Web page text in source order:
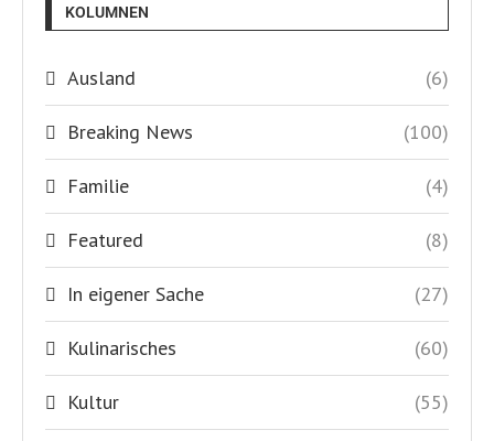
KOLUMNEN
Ausland (6)
Breaking News (100)
Familie (4)
Featured (8)
In eigener Sache (27)
Kulinarisches (60)
Kultur (55)